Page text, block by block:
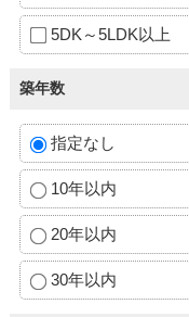
5DK～5LDK以上
築年数
指定なし
10年以内
20年以内
30年以内